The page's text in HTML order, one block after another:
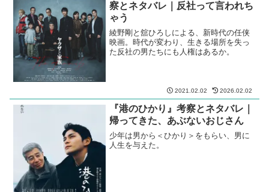
察とネタバレ｜反社って言われち
ゃう
綾野剛と舘ひろしによる、新時代の任侠
映画。時代が変わり、生きる場所を失っ
た反社の男たちにも人権はあるか。
2021.02.02 2026.02.02
『港のひかり』考察とネタバレ｜
帰ってきた、あぶないおじさん
少年は男から＜ひかり＞をもらい、男に
人生を与えた。